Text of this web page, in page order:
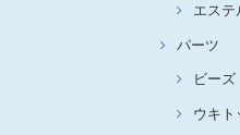
エステ
パーツ
ビーズ
ウキト